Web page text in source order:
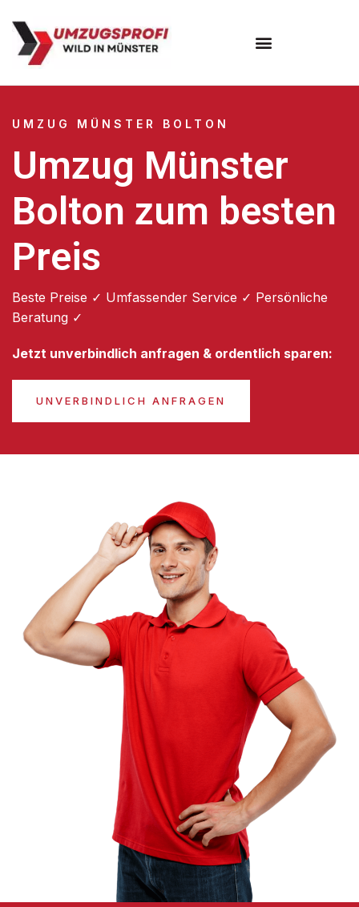
UMZUG MÜNSTER BOLTON
Umzug Münster
Bolton zum besten
Preis
Beste Preise ✓ Umfassender Service ✓ Persönliche
Beratung ✓
Jetzt unverbindlich anfragen & ordentlich sparen:
UNVERBINDLICH ANFRAGEN